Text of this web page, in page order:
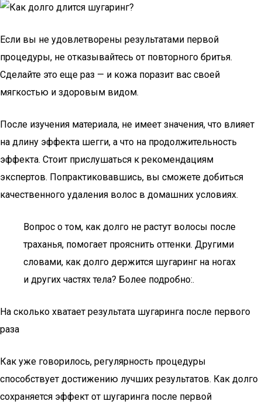
Если вы не удовлетворены результатами первой
процедуры, не отказывайтесь от повторного бритья.
Сделайте это еще раз — и кожа поразит вас своей
мягкостью и здоровым видом.
После изучения материала, не имеет значения, что влияет
на длину эффекта шегги, а что на продолжительность
эффекта. Стоит прислушаться к рекомендациям
экспертов. Попрактиковавшись, вы сможете добиться
качественного удаления волос в домашних условиях.
Вопрос о том, как долго не растут волосы после
траханья, помогает прояснить оттенки. Другими
словами, как долго держится шугаринг на ногах
и других частях тела? Более подробно:.
На сколько хватает результата шугаринга после первого
раза
Как уже говорилось, регулярность процедуры
способствует достижению лучших результатов. Как долго
сохраняется эффект от шугаринга после первой